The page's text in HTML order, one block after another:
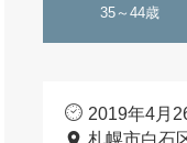
35～44歳
2019年4月
札幌市白石